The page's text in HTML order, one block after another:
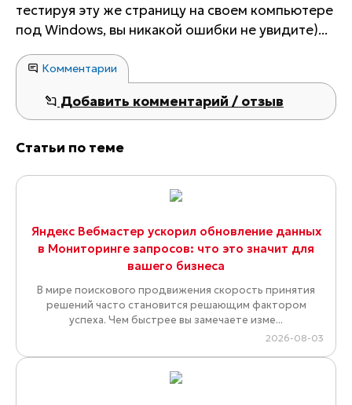
тестируя эту же страницу на своем компьютере
под Windows, вы никакой ошибки не увидите)...
Комментарии
Добавить комментарий / отзыв
Статьи по теме
Яндекс Вебмастер ускорил обновление данных
в Мониторинге запросов: что это значит для
вашего бизнеса
В мире поискового продвижения скорость принятия
решений часто становится решающим фактором
успеха. Чем быстрее вы замечаете изме...
2026-08-03